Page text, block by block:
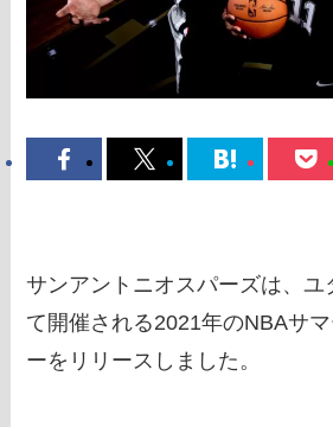
サンアントニオスパーズは、ユ
て開催される2021年のNBAサ
ーをリリースしました。